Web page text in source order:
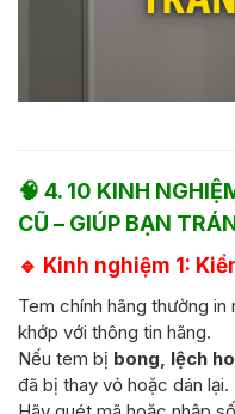
🧠 4. 10 KINH
CŨ – GIÚP BẠN
🔹 Kinh nghiệm 1:
Tem chính hãng thường
khớp với thông tin hãng.
Nếu tem bị bong, lệch
đã bị thay vỏ hoặc dán lại.